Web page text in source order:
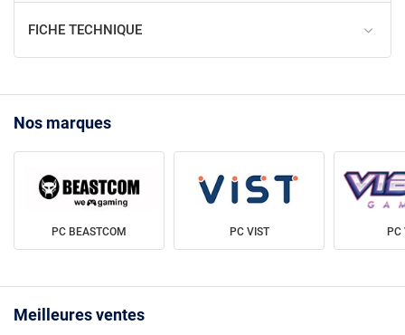
FICHE TECHNIQUE
Nos marques
PC BEASTCOM PC VIST
Meilleures ventes